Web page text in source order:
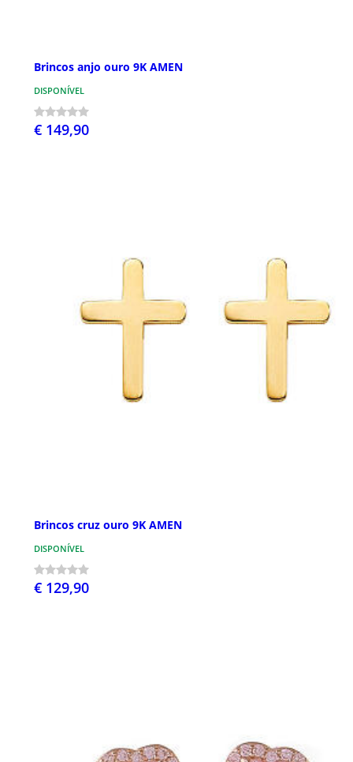
Brincos anjo ouro 9K AMEN
DISPONÍVEL
€ 149,90
Brincos cruz ouro 9K AMEN
DISPONÍVEL
€ 129,90